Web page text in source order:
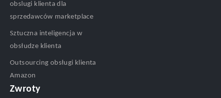
obslugi klienta dla
sprzedawców marketplace
Sztuczna inteligencja w
obsłudze klienta
Outsourcing obsługi klienta
Amazon
Zwroty